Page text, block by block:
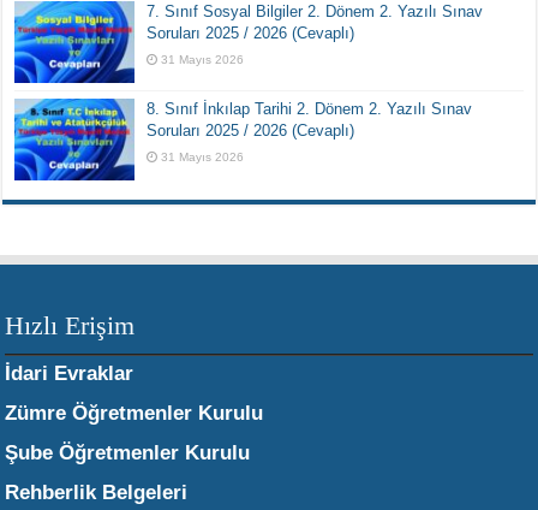
7. Sınıf Sosyal Bilgiler 2. Dönem 2. Yazılı Sınav
Soruları 2025 / 2026 (Cevaplı)
31 Mayıs 2026
8. Sınıf İnkılap Tarihi 2. Dönem 2. Yazılı Sınav
Soruları 2025 / 2026 (Cevaplı)
31 Mayıs 2026
Hızlı Erişim
İdari Evraklar
Zümre Öğretmenler Kurulu
Şube Öğretmenler Kurulu
Rehberlik Belgeleri